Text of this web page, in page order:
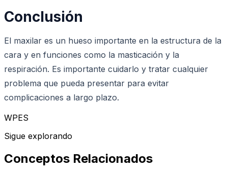
Conclusión
El maxilar es un hueso importante en la estructura de la
cara y en funciones como la masticación y la
respiración. Es importante cuidarlo y tratar cualquier
problema que pueda presentar para evitar
complicaciones a largo plazo.
WPES
Sigue explorando
Conceptos Relacionados